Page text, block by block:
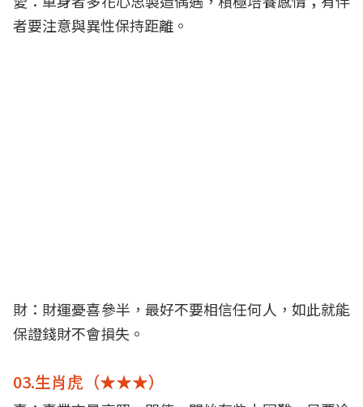
者要注意與異性保持距離。
財：財運憂喜參半，最好不要相信任何人，如此就能
保證錢財不會損失。
03.生肖虎（★★★）